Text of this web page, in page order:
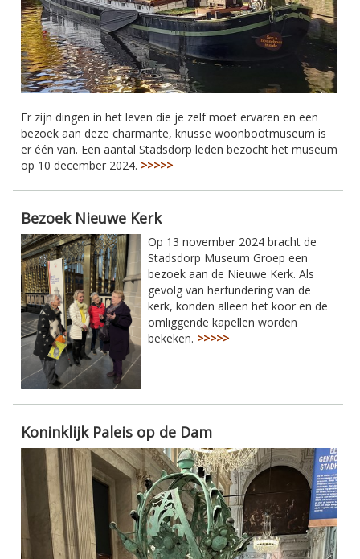
Er zijn dingen in het leven die je zelf moet ervaren en een
bezoek aan deze charmante, knusse woonbootmuseum is
er één van. Een aantal Stadsdorp leden bezocht het museum
op 10 december 2024. >>>>>
Bezoek Nieuwe Kerk
Op 13 november 2024 bracht de
Stadsdorp Museum Groep een
bezoek aan de Nieuwe Kerk. Als
gevolg van herfundering van de
kerk, konden alleen het koor en de
omliggende kapellen worden
bekeken. >>>>>
Koninklijk Paleis op de Dam